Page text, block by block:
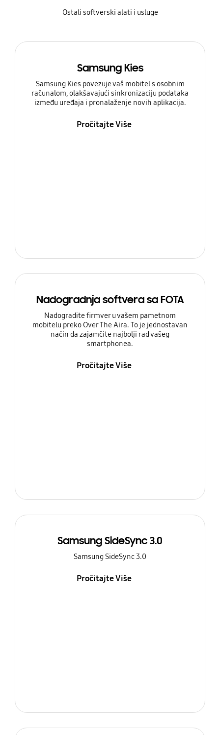
Ostali softverski alati i usluge
Samsung Kies
Samsung Kies povezuje vaš mobitel s osobnim
računalom, olakšavajući sinkronizaciju podataka
između uređaja i pronalaženje novih aplikacija.
Pročitajte Više
Nadogradnja softvera sa FOTA
Nadogradite firmver u vašem pametnom
mobitelu preko Over The Aira. To je jednostavan
način da zajamčite najbolji rad vašeg
smartphonea.
Pročitajte Više
Samsung SideSync 3.0
Samsung SideSync 3.0
Pročitajte Više